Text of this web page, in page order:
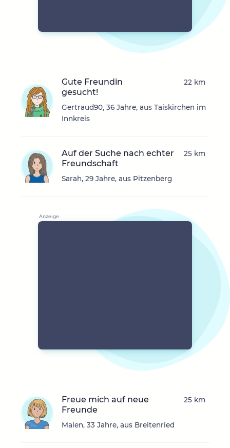
Gute Freundin
gesucht!
Gertraud90, 36 Jahre, aus Taiskirchen im
Innkreis
22 km
Auf der Suche nach echter
Freundschaft
Sarah, 29 Jahre, aus Pitzenberg
25 km
Freue mich auf neue
Freunde
Malen, 33 Jahre, aus Breitenried
25 km